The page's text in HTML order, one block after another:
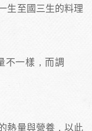
生至國三生的料理
不一樣，而調
熱量與營養，以此